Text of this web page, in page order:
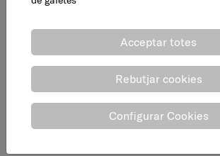
Cinta americana extra
power perfect negra, 38
Cinta
power,
Acceptar totes
Rebutjar cookies
Configurar Cookies